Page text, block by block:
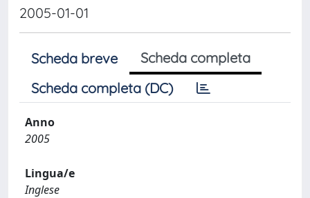
2005-01-01
Scheda breve
Scheda completa
Scheda completa (DC)
Anno
2005
Lingua/e
Inglese